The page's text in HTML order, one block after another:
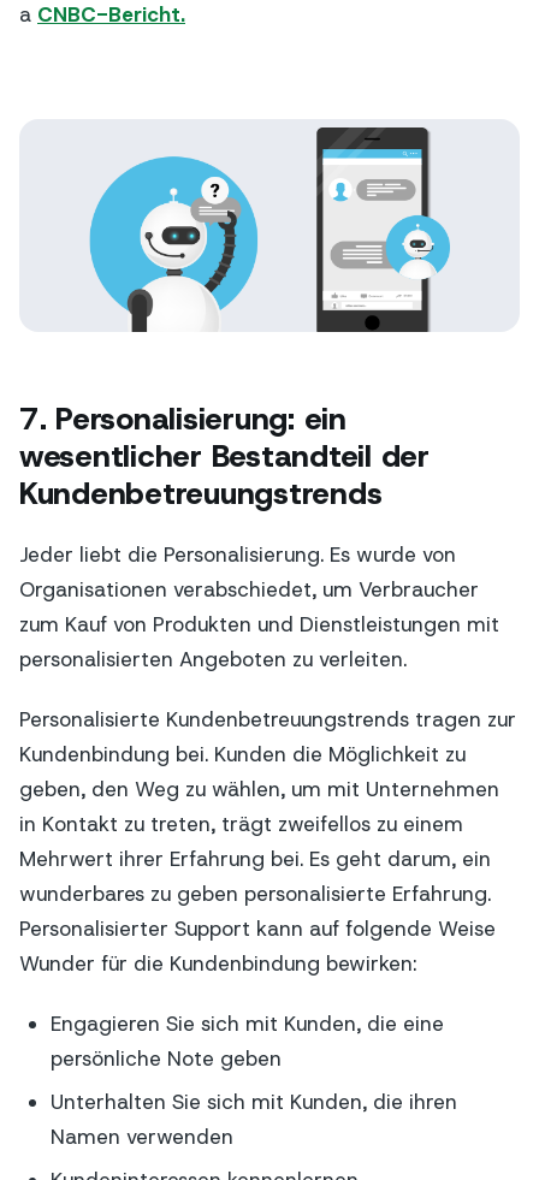
a CNBC-Bericht.
7. Personalisierung: ein
wesentlicher Bestandteil der
Kundenbetreuungstrends
Jeder liebt die Personalisierung. Es wurde von
Organisationen verabschiedet, um Verbraucher
zum Kauf von Produkten und Dienstleistungen mit
personalisierten Angeboten zu verleiten.
Personalisierte Kundenbetreuungstrends tragen zur
Kundenbindung bei. Kunden die Möglichkeit zu
geben, den Weg zu wählen, um mit Unternehmen
in Kontakt zu treten, trägt zweifellos zu einem
Mehrwert ihrer Erfahrung bei. Es geht darum, ein
wunderbares zu geben personalisierte Erfahrung.
Personalisierter Support kann auf folgende Weise
Wunder für die Kundenbindung bewirken:
Engagieren Sie sich mit Kunden, die eine
persönliche Note geben
Unterhalten Sie sich mit Kunden, die ihren
Namen verwenden